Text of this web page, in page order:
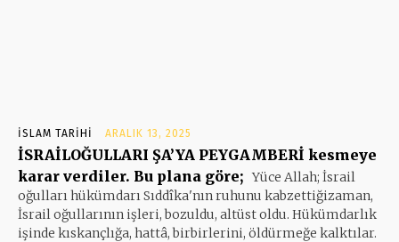
İSLAM TARIHI ARALIK 13, 2025
İSRAİLOĞULLARI ŞA’YA PEYGAMBERİ kesmeye
karar verdiler. Bu plana göre; Yüce Allah; İsrail
oğulları hükümdarı Sıddîka'nın ruhunu kabzettiğizaman,
İsrail oğullarının işleri, bozuldu, altüst oldu. Hükümdarlık
işinde kıskançlığa, hattâ, birbirlerini, öldürmeğe kalktılar.